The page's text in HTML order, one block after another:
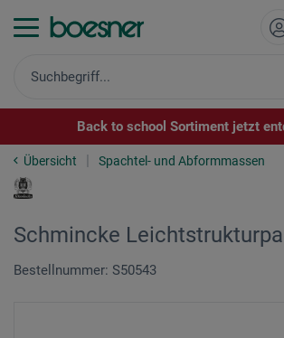
Back to school Sortiment jetzt
Übersicht Spachtel- und Abformmassen
Schmincke
Bestellnummer: S50543